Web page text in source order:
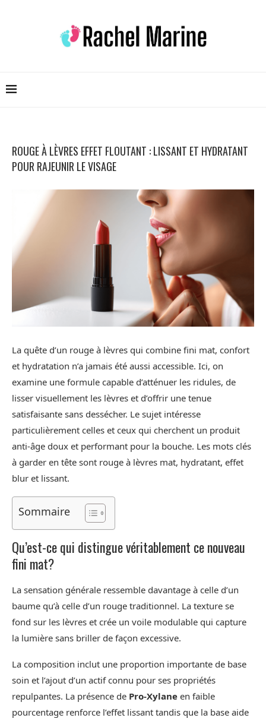
ROUGE À LÈVRES EFFET FLOUTANT : LISSANT ET HYDRATANT
POUR RAJEUNIR LE VISAGE
La quête d’un rouge à lèvres qui combine fini mat, confort
et hydratation n’a jamais été aussi accessible. Ici, on
examine une formule capable d’atténuer les ridules, de
lisser visuellement les lèvres et d’offrir une tenue
satisfaisante sans dessécher. Le sujet intéresse
particulièrement celles et ceux qui cherchent un produit
anti-âge doux et performant pour la bouche. Les mots clés
à garder en tête sont rouge à lèvres mat, hydratant, effet
blur et lissant.
Sommaire
Qu’est-ce qui distingue véritablement ce nouveau
fini mat?
La sensation générale ressemble davantage à celle d’un
baume qu’à celle d’un rouge traditionnel. La texture se
fond sur les lèvres et crée un voile modulable qui capture
la lumière sans briller de façon excessive.
La composition inclut une proportion importante de base
soin et l’ajout d’un actif connu pour ses propriétés
repulpantes. La présence de Pro-Xylane en faible
pourcentage renforce l’effet lissant tandis que la base aide